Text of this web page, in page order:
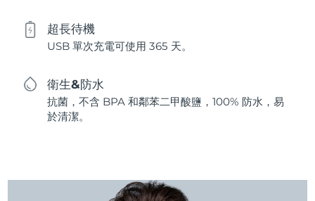
超長待機
USB 單次充電可使用 365 天。
衛生&防水
抗菌，不含 BPA 和鄰苯二甲酸鹽，100% 防水，易
於清潔。